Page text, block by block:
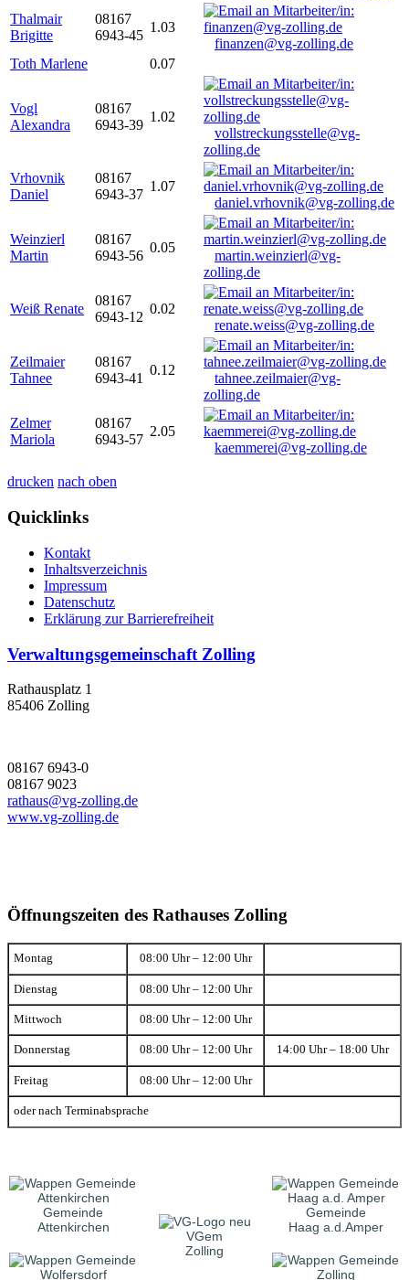
Thalmair
Brigitte
08167
6943-45
1.03
finanzen@vg-zolling.de
Toth Marlene
0.07
Vogl
Alexandra
08167
6943-39
1.02
vollstreckungsstelle@vg-
zolling.de
Vrhovnik
Daniel
08167
6943-37
1.07
daniel.vrhovnik@vg-zolling.de
Weinzierl
Martin
08167
6943-56
0.05
martin.weinzierl@vg-
zolling.de
Weiß Renate
08167
6943-12
0.02
renate.weiss@vg-zolling.de
Zeilmaier
Tahnee
08167
6943-41
0.12
tahnee.zeilmaier@vg-
zolling.de
Zelmer
Mariola
08167
6943-57
2.05
kaemmerei@vg-zolling.de
drucken nach oben
Quicklinks
Kontakt
Inhaltsverzeichnis
Impressum
Datenschutz
Erklärung zur Barrierefreiheit
Verwaltungsgemeinschaft Zolling
Rathausplatz 1
85406 Zolling
08167 6943-0
08167 9023
rathaus@vg-zolling.de
www.vg-zolling.de
Öffnungszeiten des Rathauses Zolling
Montag 08:00 Uhr – 12:00 Uhr
Dienstag 08:00 Uhr – 12:00 Uhr
Mittwoch 08:00 Uhr – 12:00 Uhr
Donnerstag 08:00 Uhr – 12:00 Uhr 14:00 Uhr – 18:00 Uhr
Freitag 08:00 Uhr – 12:00 Uhr
oder nach Terminabsprache
Gemeinde
Attenkirchen
VGem
Zolling
Gemeinde
Haag a.d.Amper